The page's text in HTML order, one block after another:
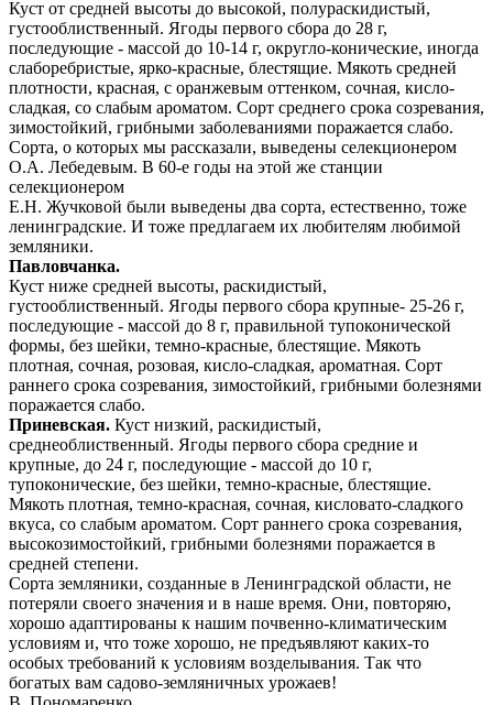
Куст от средней высоты до высокой, полураскидистый,
густооблиственный. Ягоды первого сбора до 28 г,
последующие - массой до 10-14 г, округло-конические, иногда
слаборебристые, ярко-красные, блестящие. Мякоть средней
плотности, красная, с оранжевым оттенком, сочная, кисло-
сладкая, со слабым ароматом. Сорт среднего срока созревания,
зимостойкий, грибными заболеваниями поражается слабо.
Сорта, о которых мы рассказали, выведены селекционером
О.А. Лебедевым. В 60-е годы на этой же станции
селекционером
Е.Н. Жучковой были выведены два сорта, естественно, тоже
ленинградские. И тоже предлагаем их любителям любимой
земляники.
Павловчанка.
Куст ниже средней высоты, раскидистый,
густооблиственный. Ягоды первого сбора крупные- 25-26 г,
последующие - массой до 8 г, правильной тупоконической
формы, без шейки, темно-красные, блестящие. Мякоть
плотная, сочная, розовая, кисло-сладкая, ароматная. Сорт
раннего срока созревания, зимостойкий, грибными болезнями
поражается слабо.
Приневская. Куст низкий, раскидистый,
среднеоблиственный. Ягоды первого сбора средние и
крупные, до 24 г, последующие - массой до 10 г,
тупоконические, без шейки, темно-красные, блестящие.
Мякоть плотная, темно-красная, сочная, кисловато-сладкого
вкуса, со слабым ароматом. Сорт раннего срока созревания,
высокозимостойкий, грибными болезнями поражается в
средней степени.
Сорта земляники, созданные в Ленинградской области, не
потеряли своего значения и в наше время. Они, повторяю,
хорошо адаптированы к нашим почвенно-климатическим
условиям и, что тоже хорошо, не предъявляют каких-то
особых требований к условиям возделывания. Так что
богатых вам садово-земляничных урожаев!